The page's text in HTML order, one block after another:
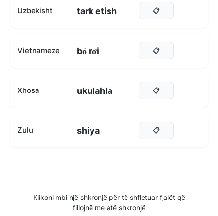
Uzbekisht tark etish 📋
Vietnameze bỏ rơi 📋
Xhosa ukulahla 📋
Zulu shiya 📋
Klikoni mbi një shkronjë për të shfletuar fjalët që
fillojnë me atë shkronjë